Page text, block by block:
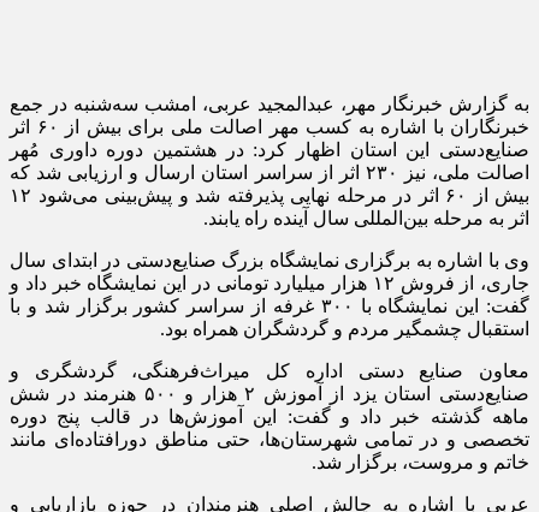
به گزارش خبرنگار مهر، عبدالمجید عربی، امشب سه‌شنبه در جمع
خبرنگاران با اشاره به کسب مهر اصالت ملی برای بیش از ۶۰ اثر
صنایع‌دستی این استان اظهار کرد: در هشتمین دوره داوری مُهر
اصالت ملی، نیز ۲۳۰ اثر از سراسر استان ارسال و ارزیابی شد که
بیش از ۶۰ اثر در مرحله نهایی پذیرفته شد و پیش‌بینی می‌شود ۱۲
اثر به مرحله بین‌المللی سال آینده راه یابند.
وی با اشاره به برگزاری نمایشگاه بزرگ صنایع‌دستی در ابتدای سال
جاری، از فروش ۱۲ هزار میلیارد تومانی در این نمایشگاه خبر داد و
گفت: این نمایشگاه با ۳۰۰ غرفه از سراسر کشور برگزار شد و با
استقبال چشمگیر مردم و گردشگران همراه بود.
معاون صنایع دستی اداره کل میراث‌فرهنگی، گردشگری و
صنایع‌دستی استان یزد از آموزش ۲ هزار و ۵۰۰ هنرمند در شش
ماهه گذشته خبر داد و گفت: این آموزش‌ها در قالب پنج دوره
تخصصی و در تمامی شهرستان‌ها، حتی مناطق دورافتاده‌ای مانند
خاتم و مروست، برگزار شد.
عربی با اشاره به چالش اصلی هنرمندان در حوزه بازاریابی و